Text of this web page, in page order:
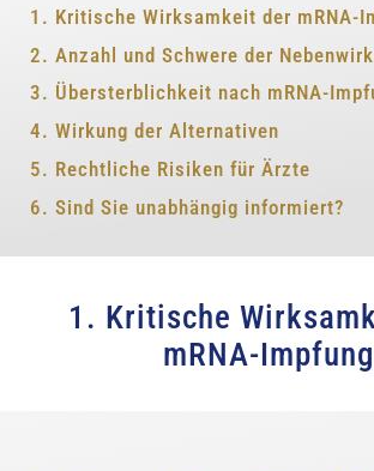
1. Kritische Wirksamkeit der mRNA-
2. Anzahl und Schwere der
3. Übersterblichkeit nach mRNA-
4. Wirkung der Alternativen
5. Rechtliche Risiken für Ärzte
6. Sind Sie unabhängig informiert?
1. Kritische
mRNA-Impfung